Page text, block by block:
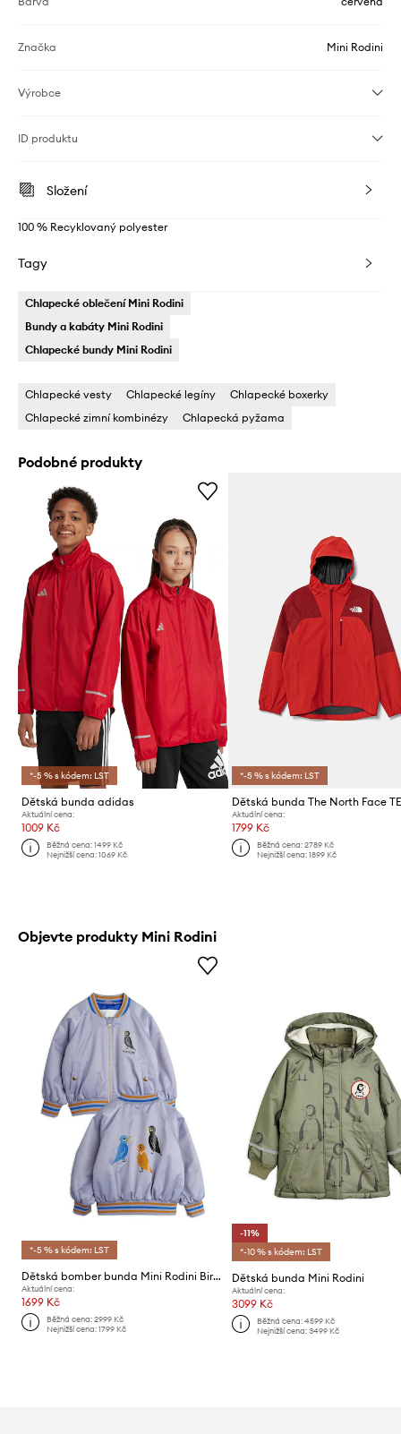
Značka Mini Rodini
Výrobce
ID produktu
Složení
100 % Recyklovaný polyester
Tagy
Chlapecké oblečení Mini Rodini
Bundy a kabáty Mini Rodini
Chlapecké bundy Mini Rodini
Chlapecké vesty Chlapecké legíny
Chlapecké boxerky
Chlapecké zimní kombinézy
Chlapecká pyžama
Podobné produkty
*-5 % s kódem: LST
Dětská bunda adidas
Aktuální cena:
1009 Kč
Běžná cena:1499 Kč
Nejnižší cena:1069 Kč
*-5 % s kódem: LST
Aktuální cena:
1799 Kč
Běžná cena: 2789 Kč
Nejnižší cena: 1899 Kč
Objevte produkty Mini Rodini
*-5 % s kódem: LST
Dětská bomber bunda Mini Rodini Birds
Aktuální cena:
1699 Kč
Běžná cena:2999 Kč
Nejnižší cena:1799 Kč
-11%
*-10 % s kódem: LST
Dětská bunda Mini Rodini
Aktuální cena:
3099 Kč
Běžná cena: 4599 Kč
Nejnižší cena: 3499 Kč